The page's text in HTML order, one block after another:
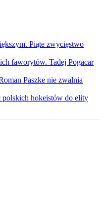
Piąte zwycięstwo
faworytów. Tadej Pogacar
Paszke nie zwalnia
hokeistów do elity